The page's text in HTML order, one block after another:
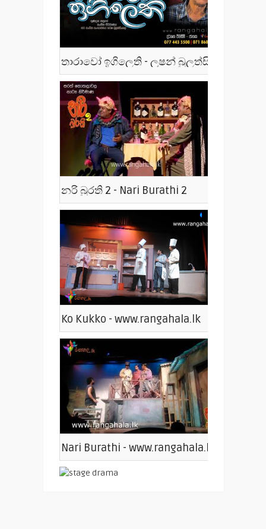
නරි බුරති 2 - Nari Burathi 2
Ko Kukko - www.rangahala.lk
Nari Burathi - www.rangahala.lk